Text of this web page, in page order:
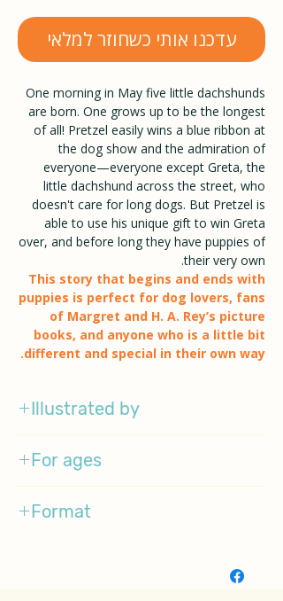
עדכנו אותי כשחוזר למלאי
One morning in May five little dachshunds
are born. One grows up to be the longest
of all! Pretzel easily wins a blue ribbon at
the dog show and the admiration of
everyone—everyone except Greta, the
little dachshund across the street, who
doesn't care for long dogs. But Pretzel is
able to use his unique gift to win Greta
over, and before long they have puppies of
their very own.
This story that begins and ends with
puppies is perfect for dog lovers, fans
of Margret and H. A. Rey’s picture
books, and anyone who is a little bit
different and special in their own way.
Illustrated by
For ages
Format